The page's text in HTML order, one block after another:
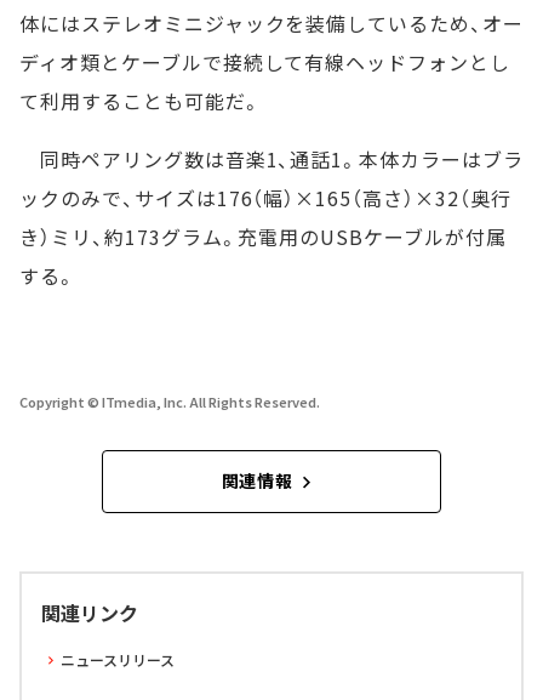
体にはステレオミニジャックを装備しているため、オー
ディオ類とケーブルで接続して有線ヘッドフォンとし
て利用することも可能だ。
同時ペアリング数は音楽1、通話1。本体カラーはブラ
ックのみで、サイズは176（幅）×165（高さ）×32（奥行
き）ミリ、約173グラム。充電用のUSBケーブルが付属
する。
Copyright © ITmedia, Inc. All Rights Reserved.
関連情報
関連リンク
ニュースリリース